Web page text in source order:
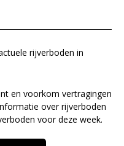
rijverboden in
en voorkom vertragingen
over rijverboden
voor deze week.